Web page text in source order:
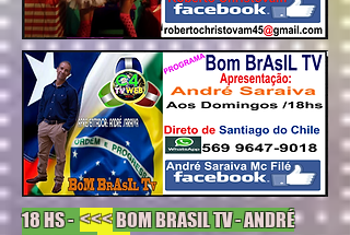
18 HS -<<<BOM BRASIL TV - ANDRÉ